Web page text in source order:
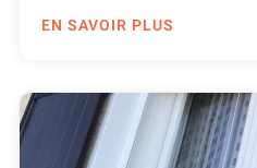
EN SAVOIR PLUS